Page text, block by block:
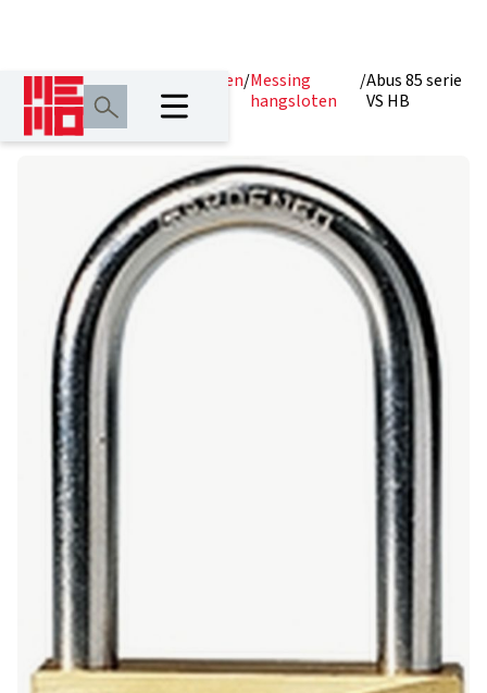
Home/Producten Hangsloten/Messing
hangsloten
/Abus 85 serie
VS HB